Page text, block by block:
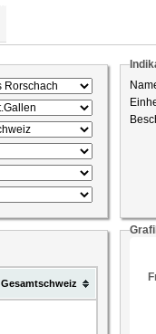
Gesamtschweiz